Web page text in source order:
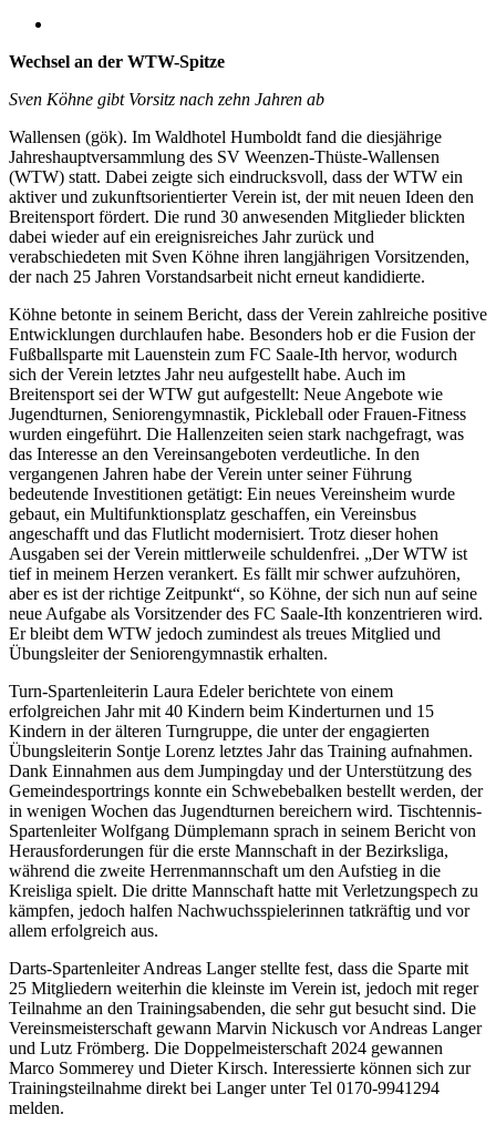
Bild
Wechsel an der WTW-Spitze
Sven Köhne gibt Vorsitz nach zehn Jahren ab
Wallensen (gök). Im Waldhotel Humboldt fand die diesjährige
Jahreshauptversammlung des SV Weenzen-Thüste-Wallensen
(WTW) statt. Dabei zeigte sich eindrucksvoll, dass der WTW ein
aktiver und zukunftsorientierter Verein ist, der mit neuen Ideen den
Breitensport fördert. Die rund 30 anwesenden Mitglieder blickten
dabei wieder auf ein ereignisreiches Jahr zurück und
verabschiedeten mit Sven Köhne ihren langjährigen Vorsitzenden,
der nach 25 Jahren Vorstandsarbeit nicht erneut kandidierte.
Köhne betonte in seinem Bericht, dass der Verein zahlreiche positive
Entwicklungen durchlaufen habe. Besonders hob er die Fusion der
Fußballsparte mit Lauenstein zum FC Saale-Ith hervor, wodurch
sich der Verein letztes Jahr neu aufgestellt habe. Auch im
Breitensport sei der WTW gut aufgestellt: Neue Angebote wie
Jugendturnen, Seniorengymnastik, Pickleball oder Frauen-Fitness
wurden eingeführt. Die Hallenzeiten seien stark nachgefragt, was
das Interesse an den Vereinsangeboten verdeutliche. In den
vergangenen Jahren habe der Verein unter seiner Führung
bedeutende Investitionen getätigt: Ein neues Vereinsheim wurde
gebaut, ein Multifunktionsplatz geschaffen, ein Vereinsbus
angeschafft und das Flutlicht modernisiert. Trotz dieser hohen
Ausgaben sei der Verein mittlerweile schuldenfrei. „Der WTW ist
tief in meinem Herzen verankert. Es fällt mir schwer aufzuhören,
aber es ist der richtige Zeitpunkt“, so Köhne, der sich nun auf seine
neue Aufgabe als Vorsitzender des FC Saale-Ith konzentrieren wird.
Er bleibt dem WTW jedoch zumindest als treues Mitglied und
Übungsleiter der Seniorengymnastik erhalten.
Turn-Spartenleiterin Laura Edeler berichtete von einem
erfolgreichen Jahr mit 40 Kindern beim Kinderturnen und 15
Kindern in der älteren Turngruppe, die unter der engagierten
Übungsleiterin Sontje Lorenz letztes Jahr das Training aufnahmen.
Dank Einnahmen aus dem Jumpingday und der Unterstützung des
Gemeindesportrings konnte ein Schwebebalken bestellt werden, der
in wenigen Wochen das Jugendturnen bereichern wird. Tischtennis-
Spartenleiter Wolfgang Dümplemann sprach in seinem Bericht von
Herausforderungen für die erste Mannschaft in der Bezirksliga,
während die zweite Herrenmannschaft um den Aufstieg in die
Kreisliga spielt. Die dritte Mannschaft hatte mit Verletzungspech zu
kämpfen, jedoch halfen Nachwuchsspielerinnen tatkräftig und vor
allem erfolgreich aus.
Darts-Spartenleiter Andreas Langer stellte fest, dass die Sparte mit
25 Mitgliedern weiterhin die kleinste im Verein ist, jedoch mit reger
Teilnahme an den Trainingsabenden, die sehr gut besucht sind. Die
Vereinsmeisterschaft gewann Marvin Nickusch vor Andreas Langer
und Lutz Frömberg. Die Doppelmeisterschaft 2024 gewannen
Marco Sommerey und Dieter Kirsch. Interessierte können sich zur
Trainingsteilnahme direkt bei Langer unter Tel 0170-9941294
melden.